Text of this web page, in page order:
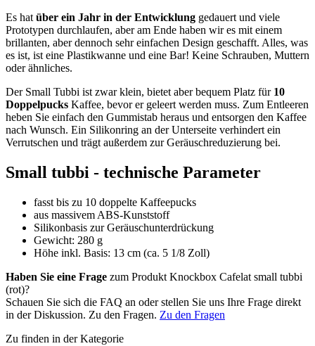
Es hat über ein Jahr in der Entwicklung gedauert und viele
Prototypen durchlaufen, aber am Ende haben wir es mit einem
brillanten, aber dennoch sehr einfachen Design geschafft. Alles, was
es ist, ist eine Plastikwanne und eine Bar! Keine Schrauben, Muttern
oder ähnliches.
Der Small Tubbi ist zwar klein, bietet aber bequem Platz für 10
Doppelpucks Kaffee, bevor er geleert werden muss. Zum Entleeren
heben Sie einfach den Gummistab heraus und entsorgen den Kaffee
nach Wunsch. Ein Silikonring an der Unterseite verhindert ein
Verrutschen und trägt außerdem zur Geräuschreduzierung bei.
Small tubbi - technische Parameter
fasst bis zu 10 doppelte Kaffeepucks
aus massivem ABS-Kunststoff
Silikonbasis zur Geräuschunterdrückung
Gewicht: 280 g
Höhe inkl. Basis: 13 cm (ca. 5 1/8 Zoll)
Haben Sie eine Frage zum Produkt Knockbox Cafelat small tubbi
(rot)?
Schauen Sie sich die FAQ an oder stellen Sie uns Ihre Frage direkt
in der Diskussion. Zu den Fragen. Zu den Fragen
Zu finden in der Kategorie